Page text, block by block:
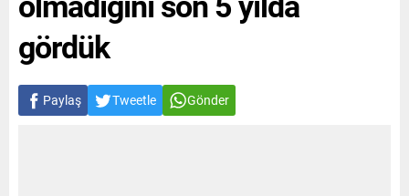
gördük
Paylaş Tweetle Gönder